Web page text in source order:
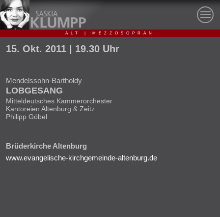
ALT | MEZZOSOPRAN
15. Okt. 2011 | 19.30 Uhr
Mendelssohn-Bartholdy
LOBGESANG
Mitteldeutsches Kammerorchester
Kantoreien Altenburg & Zeitz
Philipp Göbel
Brüderkirche Altenburg
www.evangelische-kirchgemeinde-altenburg.de